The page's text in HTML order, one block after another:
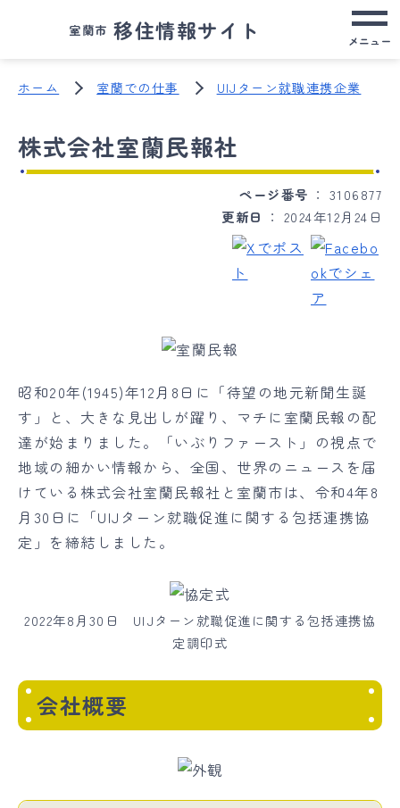
室蘭市 移住情報サイト メニュー
ホーム 室蘭での仕事 UIJターン就職連携企業
株式会社室蘭民報社
ページ番号
3106877
更新日
2024年12月24日
昭和20年(1945)年12月8日に「待望の地元新聞生誕
す」と、大きな見出しが躍り、マチに室蘭民報の配
達が始まりました。「いぶりファースト」の視点で
地域の細かい情報から、全国、世界のニュースを届
けている株式会社室蘭民報社と室蘭市は、令和4年8
月30日に「UIJターン就職促進に関する包括連携協
定」を締結しました。
2022年8月30日 UIJターン就職促進に関する包括連携協
定調印式
会社概要